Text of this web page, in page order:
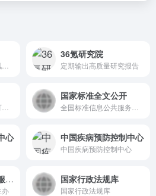
36氪研究院
定期输出高质量研究报告
国家标准全文公开
心 中国疾病预防控制中心
中国疾病预防控制中心
国家社会保险公共服务平台
办
国家行政法规库
国家行政法规库